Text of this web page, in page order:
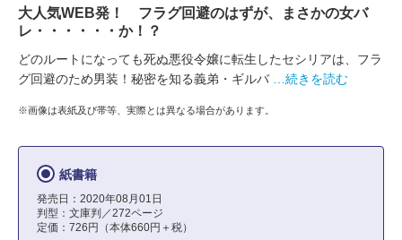
大人気WEB発！ フラグ回避のはずが、まさかの女バ
レ・・・・・・か！？
どのルートになっても死ぬ悪役令嬢に転生したセシリアは、フラ
グ回避のため男装！秘密を知る義弟・ギルバ
…続きを読む
※画像は表紙及び帯等、実際とは異なる場合があります。
紙書籍
発売日：2020年08月01日
判型：文庫判／272ページ
定価：726円（本体660円＋税）